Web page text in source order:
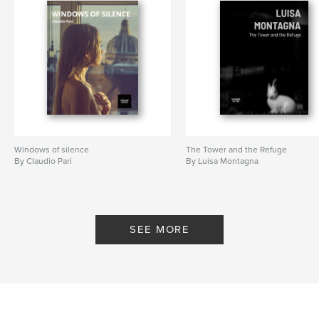
Windows of silence
By Claudio Pari
The Tower and the Refuge
By Luisa Montagna
SEE MORE